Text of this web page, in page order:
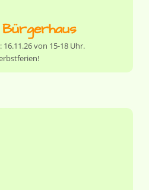
von 15-18 Uhr.